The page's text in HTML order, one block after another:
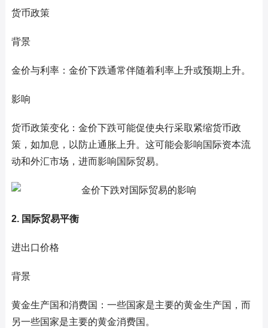
货币政策
背景
金价与利率：金价下跌通常伴随着利率上升或预期上升。
影响
货币政策变化：金价下跌可能促使央行采取紧缩货币政
策，如加息，以防止通胀上升。这可能会影响国际资本流
动和外汇市场，进而影响国际贸易。
2. 国际贸易平衡
进出口价格
背景
黄金生产国和消费国：一些国家是主要的黄金生产国，而
另一些国家是主要的黄金消费国。